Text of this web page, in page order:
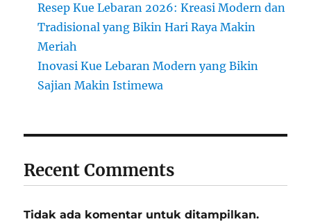
Resep Kue Lebaran 2026: Kreasi Modern dan
Tradisional yang Bikin Hari Raya Makin
Meriah
Inovasi Kue Lebaran Modern yang Bikin
Sajian Makin Istimewa
Recent Comments
Tidak ada komentar untuk ditampilkan.